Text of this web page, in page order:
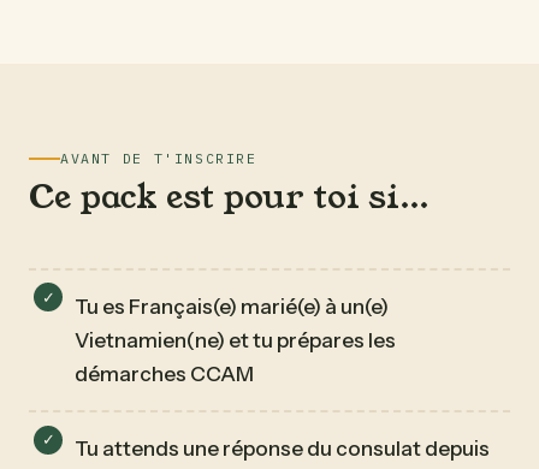
AVANT DE T'INSCRIRE
Ce pack est pour toi si…
Tu es Français(e) marié(e) à un(e)
Vietnamien(ne) et tu prépares les
démarches CCAM
Tu attends une réponse du consulat depuis